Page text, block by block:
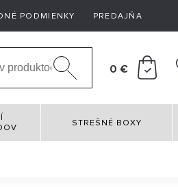
PODMIENKY PREDAJŇA
0 €
STREŠNÉ BOXY